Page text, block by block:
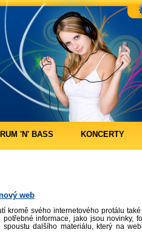
'N' BASS KONCERTY
web
kromě svého internetového protálu
informace, jako jsou novinky,
dalšího materiálu, který na